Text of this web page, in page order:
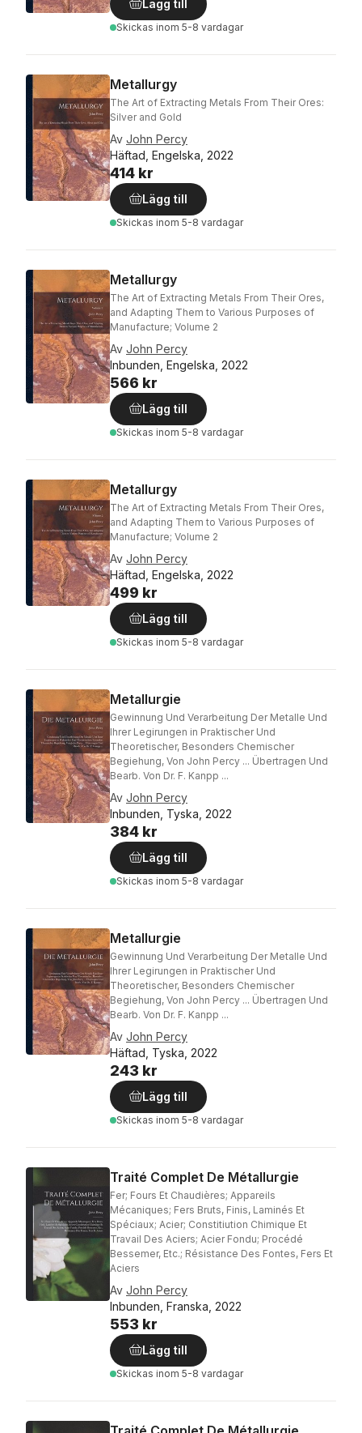
Lägg till
Skickas inom 5-8 vardagar
Metallurgy
The Art of Extracting Metals From Their Ores:
Silver and Gold
Av John Percy
Häftad, Engelska, 2022
414 kr
Lägg till
Skickas inom 5-8 vardagar
Metallurgy
The Art of Extracting Metals From Their Ores,
and Adapting Them to Various Purposes of
Manufacture; Volume 2
Av John Percy
Inbunden, Engelska, 2022
566 kr
Lägg till
Skickas inom 5-8 vardagar
Metallurgy
The Art of Extracting Metals From Their Ores,
and Adapting Them to Various Purposes of
Manufacture; Volume 2
Av John Percy
Häftad, Engelska, 2022
499 kr
Lägg till
Skickas inom 5-8 vardagar
Metallurgie
Gewinnung Und Verarbeitung Der Metalle Und
Ihrer Legirungen in Praktischer Und
Theoretischer, Besonders Chemischer
Begiehung, Von John Percy ... Übertragen Und
Bearb. Von Dr. F. Kanpp ...
Av John Percy
Inbunden, Tyska, 2022
384 kr
Lägg till
Skickas inom 5-8 vardagar
Metallurgie
Gewinnung Und Verarbeitung Der Metalle Und
Ihrer Legirungen in Praktischer Und
Theoretischer, Besonders Chemischer
Begiehung, Von John Percy ... Übertragen Und
Bearb. Von Dr. F. Kanpp ...
Av John Percy
Häftad, Tyska, 2022
243 kr
Lägg till
Skickas inom 5-8 vardagar
Traité Complet De Métallurgie
Fer; Fours Et Chaudières; Appareils
Mécaniques; Fers Bruts, Finis, Laminés Et
Spéciaux; Acier; Constitiution Chimique Et
Travail Des Aciers; Acier Fondu; Procédé
Bessemer, Etc.; Résistance Des Fontes, Fers Et
Aciers
Av John Percy
Inbunden, Franska, 2022
553 kr
Lägg till
Skickas inom 5-8 vardagar